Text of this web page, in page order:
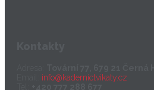
info@kadernictvikaty.cz